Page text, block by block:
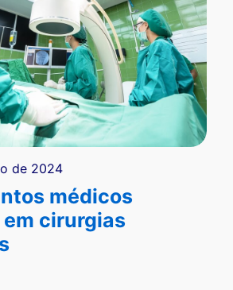
de 2024
médicos
cirurgias